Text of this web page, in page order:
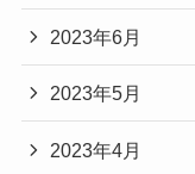
2023年6月
2023年5月
2023年4月